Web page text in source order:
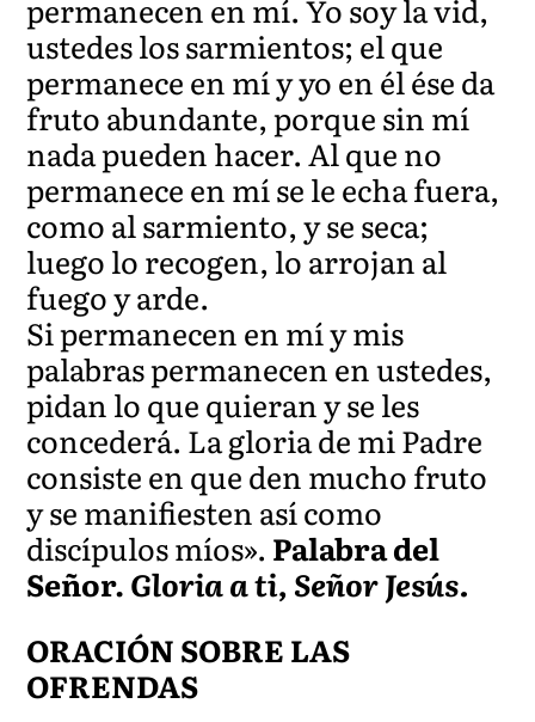
permanecen en mí. Yo soy la vid,
ustedes los sarmientos; el que
permanece en mí y yo en él ése da
fruto abundante, porque sin mí
nada pueden hacer. Al que no
permanece en mí se le echa fuera,
como al sarmiento, y se seca;
luego lo recogen, lo arrojan al
fuego y arde.
Si permanecen en mí y mis
palabras permanecen en ustedes,
pidan lo que quieran y se les
concederá. La gloria de mi Padre
consiste en que den mucho fruto
y se manifiesten así como
discípulos míos». Palabra del
Señor.Gloria a ti, Señor Jesús.
ORACIÓN SOBRE LAS
OFRENDAS